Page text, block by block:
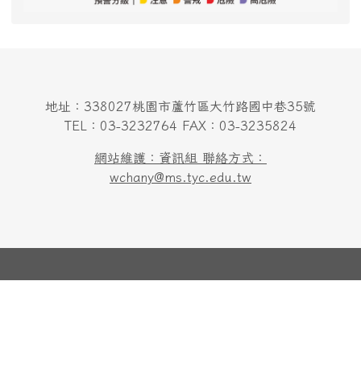
地址：338027桃園市蘆竹區大竹路國中巷35號
TEL：03-3232764 FAX：03-3235824
網站維護：資訊組 聯絡方式：
wchany@ms.tyc.edu.tw